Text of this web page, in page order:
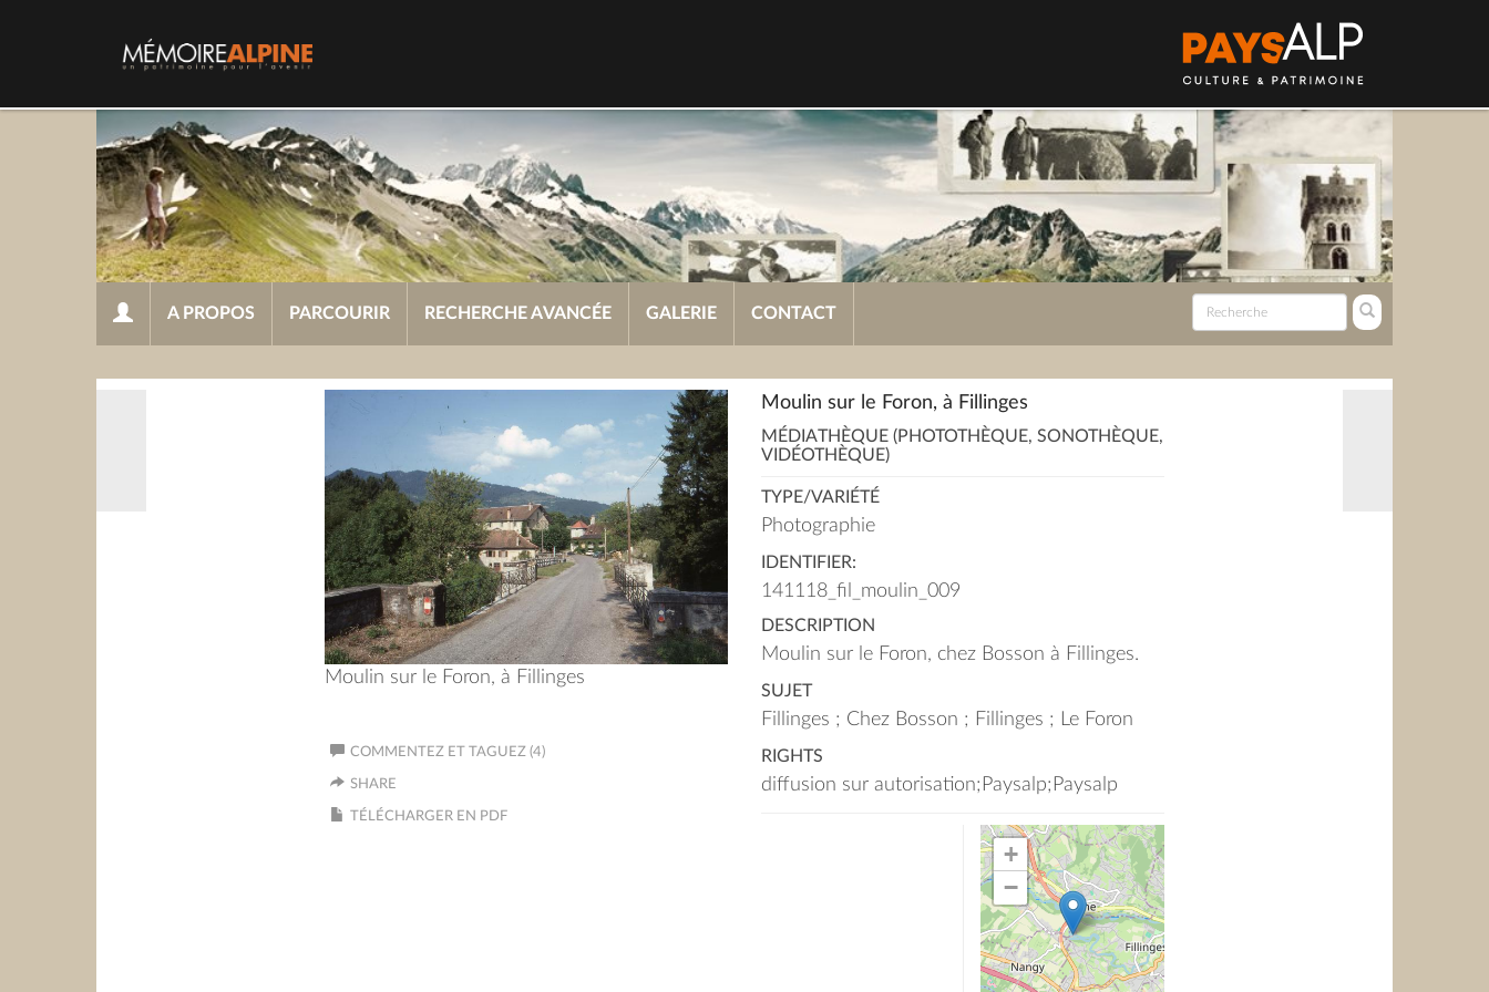
A PROPOS PARCOURIR RECHERCHE AVANCÉE GALERIE CONTACT
Moulin sur le Foron, à Fillinges
COMMENTEZ ET TAGUEZ (4)
SHARE
TÉLÉCHARGER EN PDF
Moulin sur le Foron, à Fillinges
MÉDIATHÈQUE (PHOTOTHÈQUE, SONOTHÈQUE,
VIDÉOTHÈQUE)
TYPE/VARIÉTÉ
Photographie
IDENTIFIER:
141118_fil_moulin_009
DESCRIPTION
Moulin sur le Foron, chez Bosson à Fillinges.
SUJET
Fillinges ; Chez Bosson ; Fillinges ; Le Foron
RIGHTS
diffusion sur autorisation;Paysalp;Paysalp
+
−